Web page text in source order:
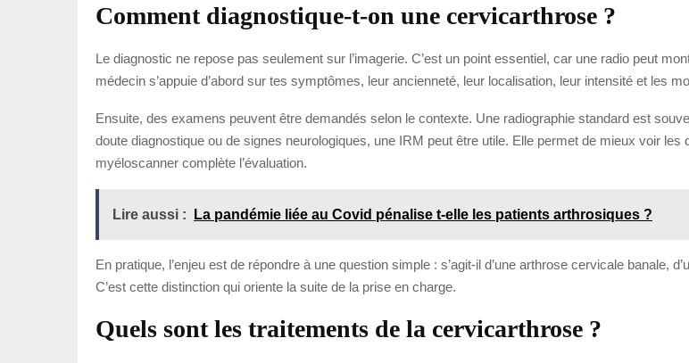
Comment diagnostique-t-on une cervicarthrose ?
Le diagnostic ne repose pas seulement sur l’imagerie. C’est un point essentiel, car une radio peut
médecin s’appuie d’abord sur tes symptômes, leur ancienneté, leur localisation, leur intensité et les
Ensuite, des examens peuvent être demandés selon le contexte. Une radiographie standard est
doute diagnostique ou de signes neurologiques, une IRM peut être utile. Elle permet de mieux voir
myéloscanner complète l’évaluation.
Lire aussi : La pandémie liée au Covid pénalise t-elle les patients arthrosiques ?
En pratique, l’enjeu est de répondre à une question simple : s’agit-il d’une arthrose cervicale banale,
C’est cette distinction qui oriente la suite de la prise en charge.
Quels sont les traitements de la cervicarthrose ?